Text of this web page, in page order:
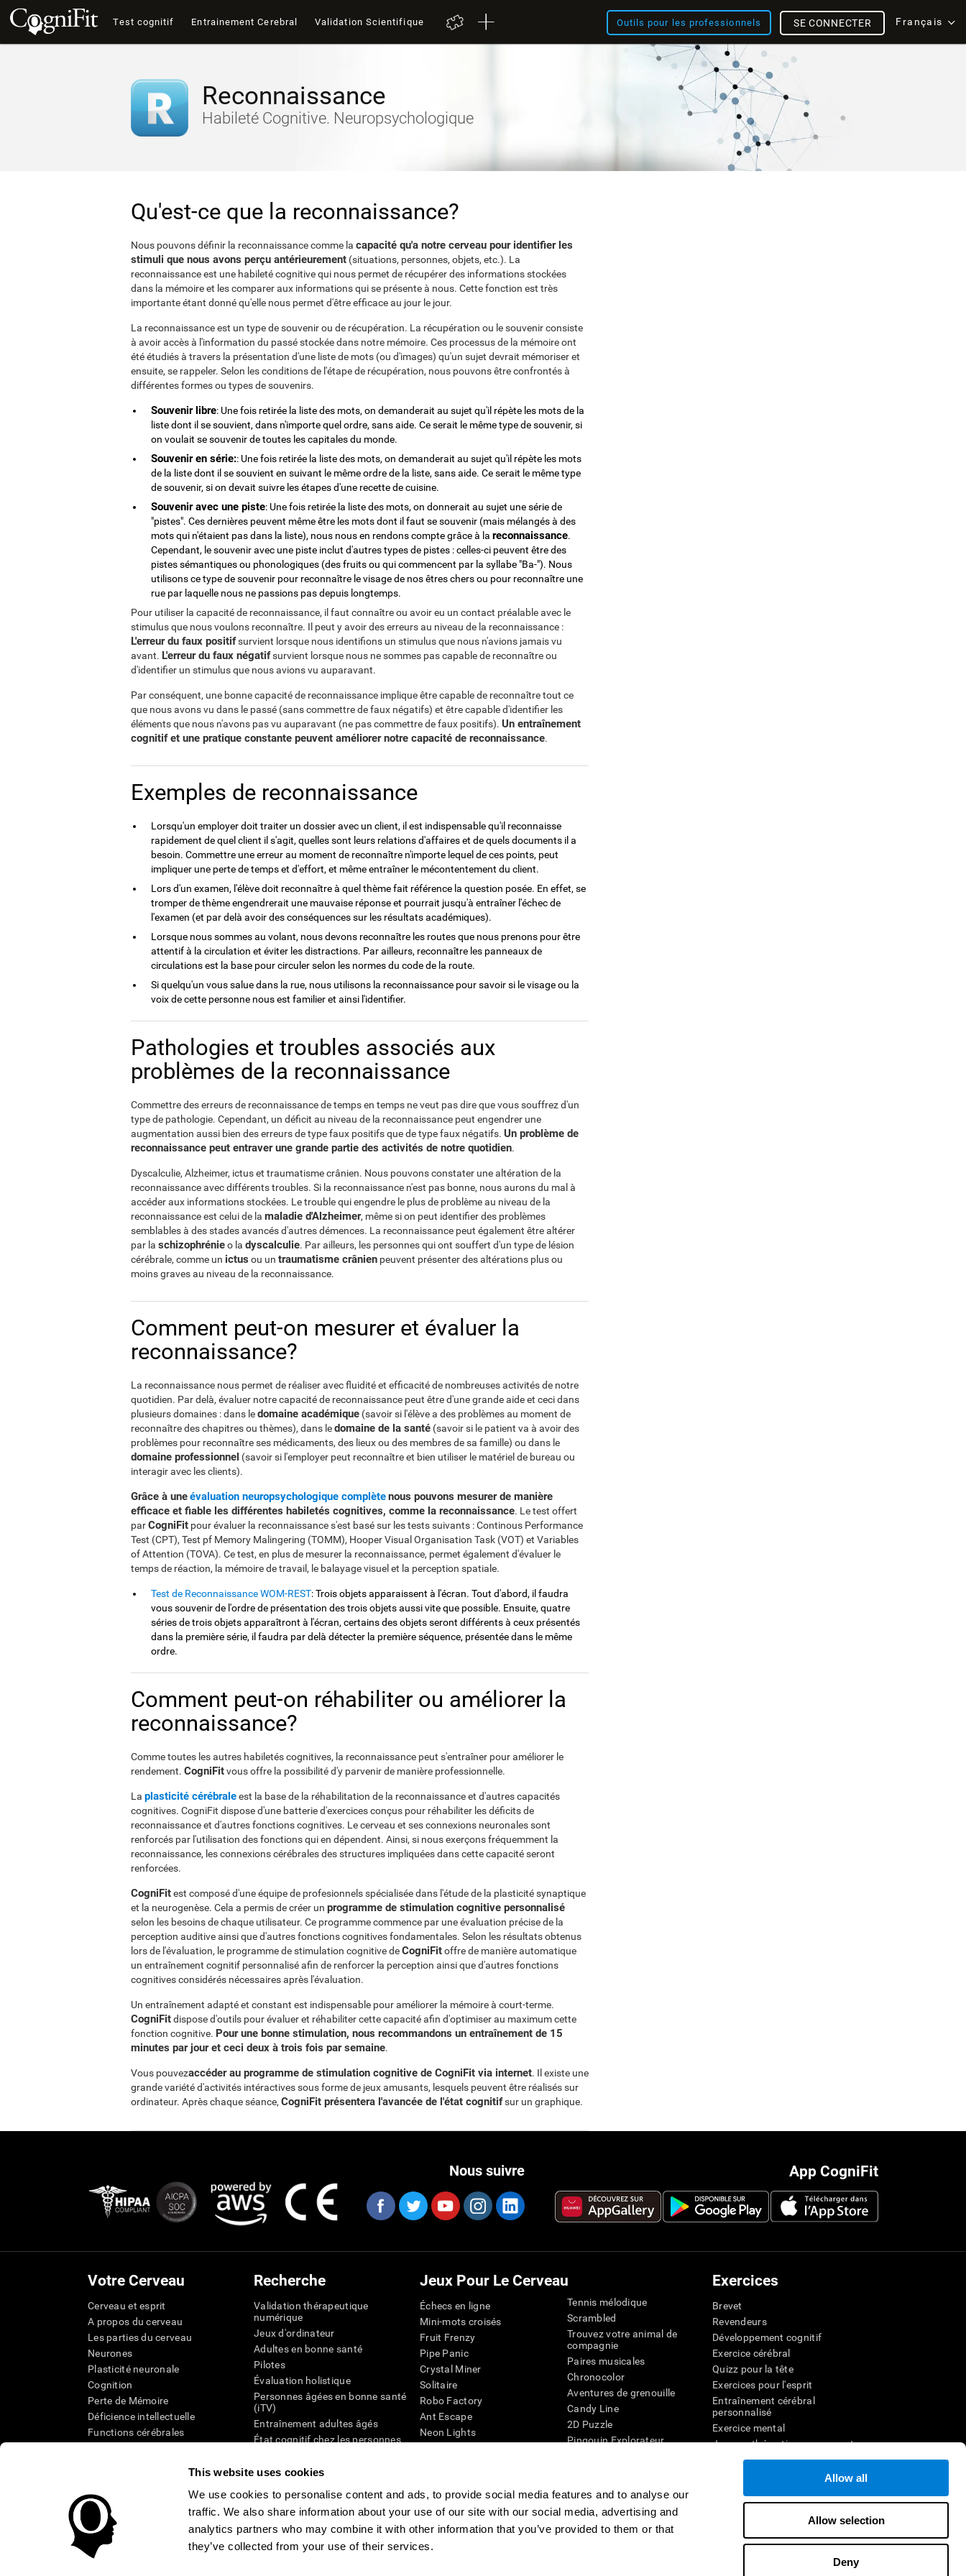
This website uses cookies
We use cookies to personalise content and ads, to provide social media features and to analyse our
traffic. We also share information about your use of our site with our social media, advertising and
analytics partners who may combine it with other information that you’ve provided to them or that
they’ve collected from your use of their services.
Allow all
Allow selection
Deny
Test cognitif Entrainement Cerebral Validation Scientifique Outils pour les professionnels Français
SE CONNECTER
Reconnaissance
Habileté Cognitive. Neuropsychologique
Qu'est-ce que la reconnaissance?
Nous pouvons définir la reconnaissance comme la capacité qu'a notre cerveau pour identifier les
stimuli que nous avons perçu antérieurement (situations, personnes, objets, etc.). La
reconnaissance est une habileté cognitive qui nous permet de récupérer des informations stockées
dans la mémoire et les comparer aux informations qui se présente à nous. Cette fonction est très
importante étant donné qu'elle nous permet d'être efficace au jour le jour.
La reconnaissance est un type de souvenir ou de récupération. La récupération ou le souvenir consiste
à avoir accès à l'information du passé stockée dans notre mémoire. Ces processus de la mémoire ont
été étudiés à travers la présentation d'une liste de mots (ou d'images) qu'un sujet devrait mémoriser et
ensuite, se rappeler. Selon les conditions de l'étape de récupération, nous pouvons être confrontés à
différentes formes ou types de souvenirs.
Souvenir libre: Une fois retirée la liste des mots, on demanderait au sujet qu'il répète les mots de la
liste dont il se souvient, dans n'importe quel ordre, sans aide. Ce serait le même type de souvenir, si
on voulait se souvenir de toutes les capitales du monde.
Souvenir en série:: Une fois retirée la liste des mots, on demanderait au sujet qu'il répète les mots
de la liste dont il se souvient en suivant le même ordre de la liste, sans aide. Ce serait le même type
de souvenir, si on devait suivre les étapes d'une recette de cuisine.
Souvenir avec une piste: Une fois retirée la liste des mots, on donnerait au sujet une série de
"pistes". Ces dernières peuvent même être les mots dont il faut se souvenir (mais mélangés à des
mots qui n'étaient pas dans la liste), nous nous en rendons compte grâce à la reconnaissance.
Cependant, le souvenir avec une piste inclut d'autres types de pistes : celles-ci peuvent être des
pistes sémantiques ou phonologiques (des fruits ou qui commencent par la syllabe "Ba-"). Nous
utilisons ce type de souvenir pour reconnaître le visage de nos êtres chers ou pour reconnaître une
rue par laquelle nous ne passions pas depuis longtemps.
Pour utiliser la capacité de reconnaissance, il faut connaître ou avoir eu un contact préalable avec le
stimulus que nous voulons reconnaître. Il peut y avoir des erreurs au niveau de la reconnaissance :
L'erreur du faux positifsurvient lorsque nous identifions un stimulus que nous n'avions jamais vu
avant. L'erreur du faux négatifsurvient lorsque nous ne sommes pas capable de reconnaître ou
d'identifier un stimulus que nous avions vu auparavant.
Par conséquent, une bonne capacité de reconnaissance implique être capable de reconnaître tout ce
que nous avons vu dans le passé (sans commettre de faux négatifs) et être capable d'identifier les
éléments que nous n'avons pas vu auparavant (ne pas commettre de faux positifs). Un entraînement
cognitif et une pratique constante peuvent améliorer notre capacité de reconnaissance.
Exemples de reconnaissance
Lorsqu'un employer doit traiter un dossier avec un client, il est indispensable qu'il reconnaisse
rapidement de quel client il s'agit, quelles sont leurs relations d'affaires et de quels documents il a
besoin. Commettre une erreur au moment de reconnaître n'importe lequel de ces points, peut
impliquer une perte de temps et d'effort, et même entraîner le mécontentement du client.
Lors d'un examen, l'élève doit reconnaître à quel thème fait référence la question posée. En effet, se
tromper de thème engendrerait une mauvaise réponse et pourrait jusqu'à entraîner l'échec de
l'examen (et par delà avoir des conséquences sur les résultats académiques).
Lorsque nous sommes au volant, nous devons reconnaître les routes que nous prenons pour être
attentif à la circulation et éviter les distractions. Par ailleurs, reconnaître les panneaux de
circulations est la base pour circuler selon les normes du code de la route.
Si quelqu'un vous salue dans la rue, nous utilisons la reconnaissance pour savoir si le visage ou la
voix de cette personne nous est familier et ainsi l'identifier.
Pathologies et troubles associés aux
problèmes de la reconnaissance
Commettre des erreurs de reconnaissance de temps en temps ne veut pas dire que vous souffrez d'un
type de pathologie. Cependant, un déficit au niveau de la reconnaissance peut engendrer une
augmentation aussi bien des erreurs de type faux positifs que de type faux négatifs. Un problème de
reconnaissance peut entraver une grande partie des activités de notre quotidien.
Dyscalculie, Alzheimer, ictus et traumatisme crânien. Nous pouvons constater une altération de la
reconnaissance avec différents troubles. Si la reconnaissance n'est pas bonne, nous aurons du mal à
accéder aux informations stockées. Le trouble qui engendre le plus de problème au niveau de la
reconnaissance est celui de la maladie d'Alzheimer, même si on peut identifier des problèmes
semblables à des stades avancés d'autres démences. La reconnaissance peut également être altérer
par la schizophrénieo la dyscalculie. Par ailleurs, les personnes qui ont souffert d'un type de lésion
cérébrale, comme un ictus ou un traumatisme crânien peuvent présenter des altérations plus ou
moins graves au niveau de la reconnaissance.
Comment peut-on mesurer et évaluer la
reconnaissance?
La reconnaissance nous permet de réaliser avec fluidité et efficacité de nombreuses activités de notre
quotidien. Par delà, évaluer notre capacité de reconnaissance peut être d'une grande aide et ceci dans
plusieurs domaines : dans ledomaine académique (savoir si l'élève a des problèmes au moment de
reconnaître des chapitres ou thèmes), dans ledomaine de la santé (savoir si le patient va à avoir des
problèmes pour reconnaître ses médicaments, des lieux ou des membres de sa famille) ou dans le
domaine professionnel (savoir si l'employer peut reconnaître et bien utiliser le matériel de bureau ou
interagir avec les clients).
Grâce à uneévaluation neuropsychologique complètenous pouvons mesurer de manière
efficace et fiable les différentes habiletés cognitives, comme la reconnaissance. Le test offert
parCogniFit pour évaluer la reconnaissance s'est basé sur les tests suivants : Continous Performance
Test (CPT), Test pf Memory Malingering (TOMM), Hooper Visual Organisation Task (VOT) et Variables
of Attention (TOVA). Ce test, en plus de mesurer la reconnaissance, permet également d'évaluer le
temps de réaction, la mémoire de travail, le balayage visuel et la perception spatiale.
Test de Reconnaissance WOM-REST: Trois objets apparaissent à l'écran. Tout d'abord, il faudra
vous souvenir de l'ordre de présentation des trois objets aussi vite que possible. Ensuite, quatre
séries de trois objets apparaîtront à l'écran, certains des objets seront différents à ceux présentés
dans la première série, il faudra par delà détecter la première séquence, présentée dans le même
ordre.
Comment peut-on réhabiliter ou améliorer la
reconnaissance?
Comme toutes les autres habiletés cognitives, la reconnaissance peut s'entraîner pour améliorer le
rendement. CogniFitvous offre la possibilité d'y parvenir de manière professionnelle.
La plasticité cérébraleest la base de la réhabilitation de la reconnaissance et d'autres capacités
cognitives. CogniFit dispose d'une batterie d'exercices conçus pour réhabiliter les déficits de
reconnaissance et d'autres fonctions cognitives. Le cerveau et ses connexions neuronales sont
renforcés par l'utilisation des fonctions qui en dépendent. Ainsi, si nous exerçons fréquemment la
reconnaissance, les connexions cérébrales des structures impliquées dans cette capacité seront
renforcées.
CogniFitest composé d'une équipe de profesionnels spécialisée dans l'étude de la plasticité synaptique
et la neurogenèse. Cela a permis de créer un programme de stimulation cognitive personnalisé
selon les besoins de chaque utilisateur. Ce programme commence par une évaluation précise de la
perception auditive ainsi que d'autres fonctions cognitives fondamentales. Selon les résultats obtenus
lors de l'évaluation, le programme de stimulation cognitive deCogniFitoffre de manière automatique
un entraînement cognitif personnalisé afin de renforcer la perception ainsi que d'autres fonctions
cognitives considérés nécessaires après l'évaluation.
Un entraînement adapté et constant est indispensable pour améliorer la mémoire à court-terme.
CogniFitdispose d'outils pour évaluer et réhabiliter cette capacité afin d'optimiser au maximum cette
fonction cognitive. Pour une bonne stimulation, nous recommandons un entraînement de 15
minutes par jour et ceci deux à trois fois par semaine.
Vous pouvezaccéder au programme de stimulation cognitive de CogniFit via internet. Il existe une
grande variété d'activités intéractives sous forme de jeux amusants, lesquels peuvent être réalisés sur
ordinateur. Après chaque séance, CogniFit présentera l'avancée de l'état cognitifsur un graphique.
App CogniFit
Nous suivre
Votre Cerveau
Cerveau et esprit
A propos du cerveau
Les parties du cerveau
Neurones
Plasticité neuronale
Cognition
Perte de Mémoire
Déficience intellectuelle
Functions cérébrales
Recherche
Validation thérapeutique
numérique
Jeux d'ordinateur
Adultes en bonne santé
Pilotes
Évaluation holistique
Personnes âgées en bonne santé
(iTV)
Entraînement adultes âgés
État cognitif chez les personnes
Révision systémique
Jeux Pour Le Cerveau
Échecs en ligne
Mini-mots croisés
Fruit Frenzy
Pipe Panic
Crystal Miner
Solitaire
Robo Factory
Ant Escape
Neon Lights
Space Rescue
Chaos mathématique
Course de billes
Tennis mélodique
Scrambled
Trouvez votre animal de
compagnie
Paires musicales
Chronocolor
Aventures de grenouille
Candy Line
2D Puzzle
Pingouin Explorateur
Jeux en ligne pour la
mémoire
Jeux pour le cerveau
Exercices
Brevet
Revendeurs
Développement cognitif
Exercice cérébral
Quizz pour la tête
Exercices pour l'esprit
Entraînement cérébral
personnalisé
Exercice mental
Jeux mathématiques amusants
Compréhension de lecture
Test de QI